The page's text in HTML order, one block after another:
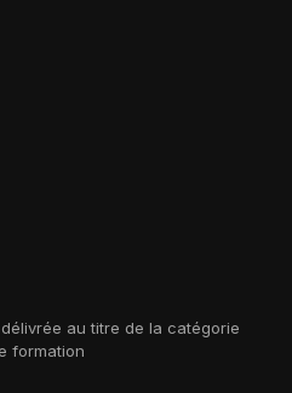
au titre de la catégorie
formation